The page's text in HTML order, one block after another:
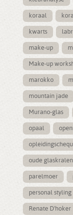
koraal
kwarts
make-up
Make-up
marokko
mountain jade
Murano-glas
opaal
oude glaskralen
parelmoer
personal styling
Renate D'hoker